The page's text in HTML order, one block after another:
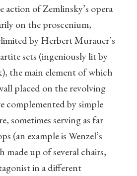
of Zemlinsky’s opera
on the proscenium,
by Herbert Murauer’s
sets (ingeniously lit by
the main element of which
placed on the revolving
complemented by simple
sometimes serving as far
(an example is Wenzel’s
made up of several chairs,
in a different